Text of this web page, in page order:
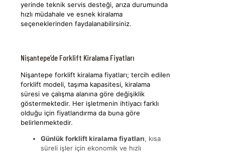
yerinde teknik servis desteği, arıza durumunda
hızlı müdahale ve esnek kiralama
seçeneklerinden faydalanabilirsiniz.
Nişantepe’de Forklift Kiralama Fiyatları
Nişantepe forklift kiralama fiyatları; tercih edilen
forklift modeli, taşıma kapasitesi, kiralama
süresi ve çalışma alanına göre değişiklik
göstermektedir. Her işletmenin ihtiyacı farklı
olduğu için fiyatlandırma da buna göre
belirlenmektedir.
Günlük forklift kiralama fiyatları, kısa
süreli işler için ekonomik ve hızlı